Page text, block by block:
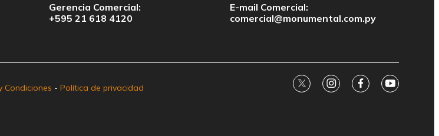
Gerencia Comercial:
+595 21 618 4120
E-mail Comercial:
comercial@monumental.com.py
Condiciones - Política de privacidad twitterinstagram
facebookyoutube